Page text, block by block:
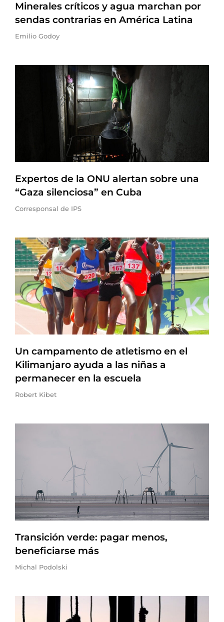
Minerales críticos y agua marchan por
sendas contrarias en América Latina
Emilio Godoy
Expertos de la ONU alertan sobre una
“Gaza silenciosa” en Cuba
Corresponsal de IPS
Un campamento de atletismo en el
Kilimanjaro ayuda a las niñas a
permanecer en la escuela
Robert Kibet
Transición verde: pagar menos,
beneficiarse más
Michal Podolski